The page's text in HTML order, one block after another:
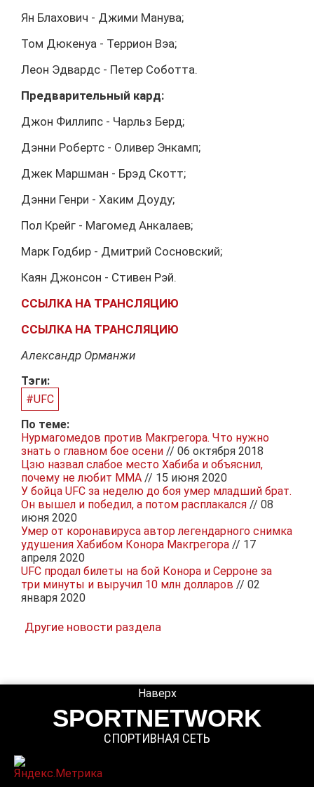
Ян Блахович - Джими Манува;
Том Дюкенуа - Террион Вэа;
Леон Эдвардс - Петер Соботта.
Предварительный кард:
Джон Филлипс - Чарльз Берд;
Дэнни Робертс - Оливер Энкамп;
Джек Маршман - Брэд Скотт;
Дэнни Генри - Хаким Доуду;
Пол Крейг - Магомед Анкалаев;
Марк Годбир - Дмитрий Сосновский;
Каян Джонсон - Стивен Рэй.
ССЫЛКА НА ТРАНСЛЯЦИЮ
ССЫЛКА НА ТРАНСЛЯЦИЮ
Александр Орманжи
Тэги:
#UFC
По теме:
Нурмагомедов против Макгрегора. Что нужно
знать о главном бое осени // 06 октября 2018
Цзю назвал слабое место Хабиба и объяснил,
почему не любит MMA // 15 июня 2020
У бойца UFC за неделю до боя умер младший брат.
Он вышел и победил, а потом расплакался // 08
июня 2020
Умер от коронавируса автор легендарного снимка
удушения Хабибом Конора Макгрегора // 17
апреля 2020
UFC продал билеты на бой Конора и Серроне за
три минуты и выручил 10 млн долларов // 02
января 2020
Другие новости раздела
SPORTNETWORK
СПОРТИВНАЯ СЕТЬ
Наверх